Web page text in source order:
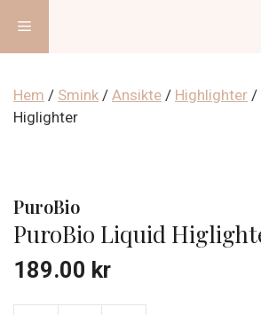
innehåll
Meny
Hem / Smink / Ansikte / Highlighter /
Higlighter
PuroBio
PuroBio Liquid
189.00 kr